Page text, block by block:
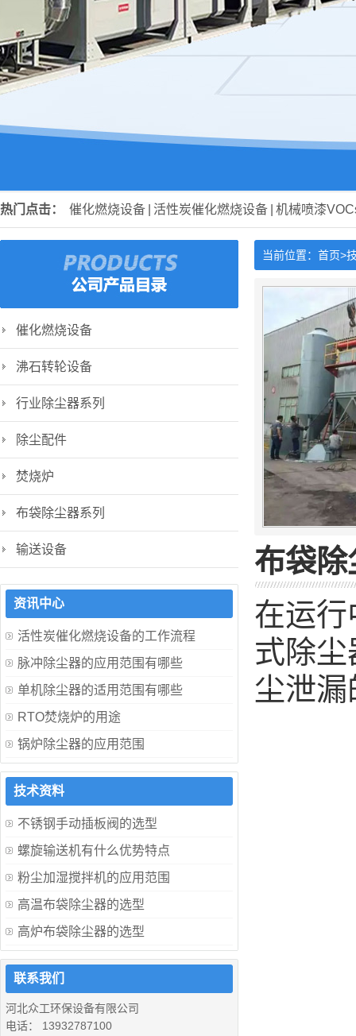
热门点击： 催化燃烧设备 活性炭催化燃烧设备 机械喷漆
当前位置： 首页>
布袋
在运
式除
尘泄
催化燃烧设备
沸石转轮设备
行业除尘器系列
除尘配件
焚烧炉
布袋除尘器系列
输送设备
资讯中心
活性炭催化燃烧设备的工作流程
脉冲除尘器的应用范围有哪些
单机除尘器的适用范围有哪些
RTO焚烧炉的用途
锅炉除尘器的应用范围
技术资料
不锈钢手动插板阀的选型
螺旋输送机有什么优势特点
粉尘加湿搅拌机的应用范围
高温布袋除尘器的选型
高炉布袋除尘器的选型
联系我们
河北众工环保设备有限公司
电话： 13932787100